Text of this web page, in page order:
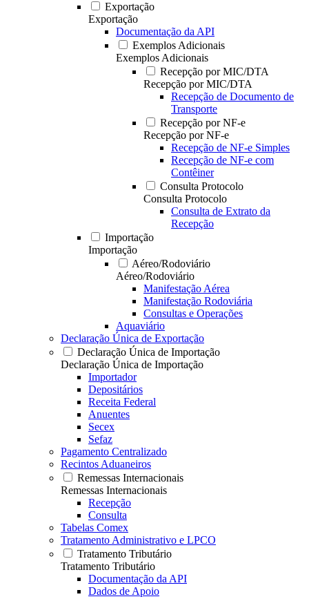
Exportação
Exportação
Documentação da API
Exemplos Adicionais
Exemplos Adicionais
Recepção por MIC/DTA
Recepção por MIC/DTA
Recepção de Documento de
Transporte
Recepção por NF-e
Recepção por NF-e
Recepção de NF-e Simples
Recepção de NF-e com
Contêiner
Consulta Protocolo
Consulta Protocolo
Consulta de Extrato da
Recepção
Importação
Importação
Aéreo/Rodoviário
Aéreo/Rodoviário
Manifestação Aérea
Manifestação Rodoviária
Consultas e Operações
Aquaviário
Declaração Única de Exportação
Declaração Única de Importação
Declaração Única de Importação
Importador
Depositários
Receita Federal
Anuentes
Secex
Sefaz
Pagamento Centralizado
Recintos Aduaneiros
Remessas Internacionais
Remessas Internacionais
Recepção
Consulta
Tabelas Comex
Tratamento Administrativo e LPCO
Tratamento Tributário
Tratamento Tributário
Documentação da API
Dados de Apoio